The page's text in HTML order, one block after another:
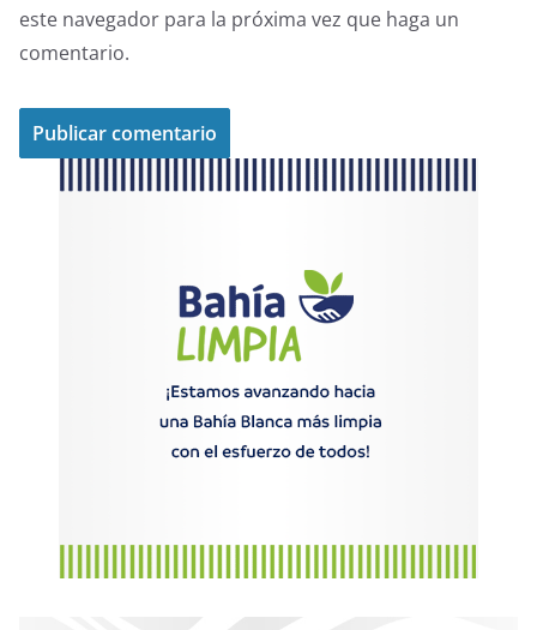
este navegador para la próxima vez que haga un
comentario.